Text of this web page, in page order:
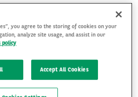
automobilka investovala 17 miliónov eur,
až 350 000 vozidiel ročne.
obsluhovať Nemecko, Rakúsko, Českú
you agree to the storing of cookies on your
analyze site usage, and assist in our
policy
Accept All Cookies